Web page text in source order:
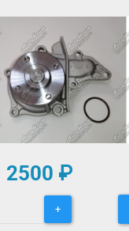
2500 ₽
+